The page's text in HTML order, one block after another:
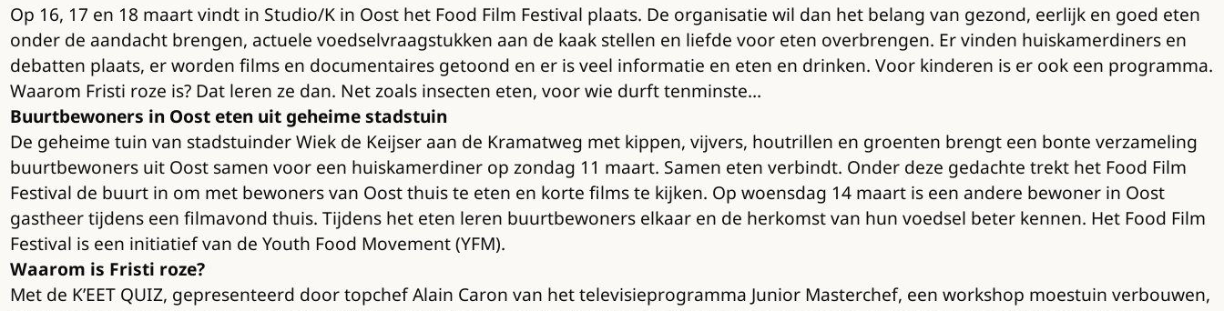
Op 16, 17 en 18 maart vindt in Studio/K in Oost het Food Film Festival plaats. De organisatie wil dan het belang van gezond, eerlijk en goed eten
onder de aandacht brengen, actuele voedselvraagstukken aan de kaak stellen en liefde voor eten overbrengen. Er vinden huiskamerdiners en
debatten plaats, er worden films en documentaires getoond en er is veel informatie en eten en drinken. Voor kinderen is er ook een programma.
Waarom Fristi roze is? Dat leren ze dan. Net zoals insecten eten, voor wie durft tenminste…
Buurtbewoners in Oost eten uit geheime stadstuin
De geheime tuin van stadstuinder Wiek de Keijser aan de Kramatweg met kippen, vijvers, houtrillen en groenten brengt een bonte verzameling
buurtbewoners uit Oost samen voor een huiskamerdiner op zondag 11 maart. Samen eten verbindt. Onder deze gedachte trekt het Food Film
Festival de buurt in om met bewoners van Oost thuis te eten en korte films te kijken. Op woensdag 14 maart is een andere bewoner in Oost
gastheer tijdens een filmavond thuis. Tijdens het eten leren buurtbewoners elkaar en de herkomst van hun voedsel beter kennen. Het Food Film
Festival is een initiatief van de Youth Food Movement (YFM).
Waarom is Fristi roze?
Met de K’EET QUIZ, gepresenteerd door topchef Alain Caron van het televisieprogramma Junior Masterchef, een workshop moestuin verbouwen,